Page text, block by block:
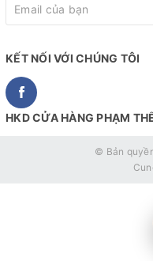
Lốp xe 700x28 tăng độ
linh hoạt, phù hợp với cả
những chuyến phiêu lưu
lớn hơn, giúp giảm rung
không bằng phẳng,
KẾT NỐI VỚI CHÚNG TÔI
HKD CỬA HÀNG PHẠM
© Bản